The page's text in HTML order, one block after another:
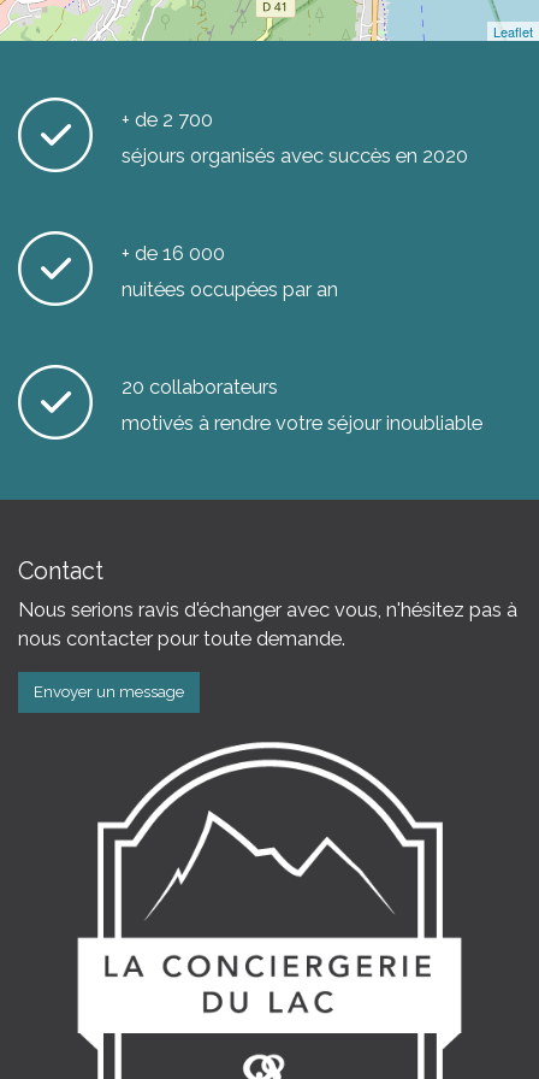
Leaflet
+ de 2 700
séjours organisés avec succès en 2020
+ de 16 000
nuitées occupées par an
20 collaborateurs
motivés à rendre votre séjour inoubliable
Contact
Nous serions ravis d'échanger avec vous, n'hésitez pas à
nous contacter pour toute demande.
Envoyer un message